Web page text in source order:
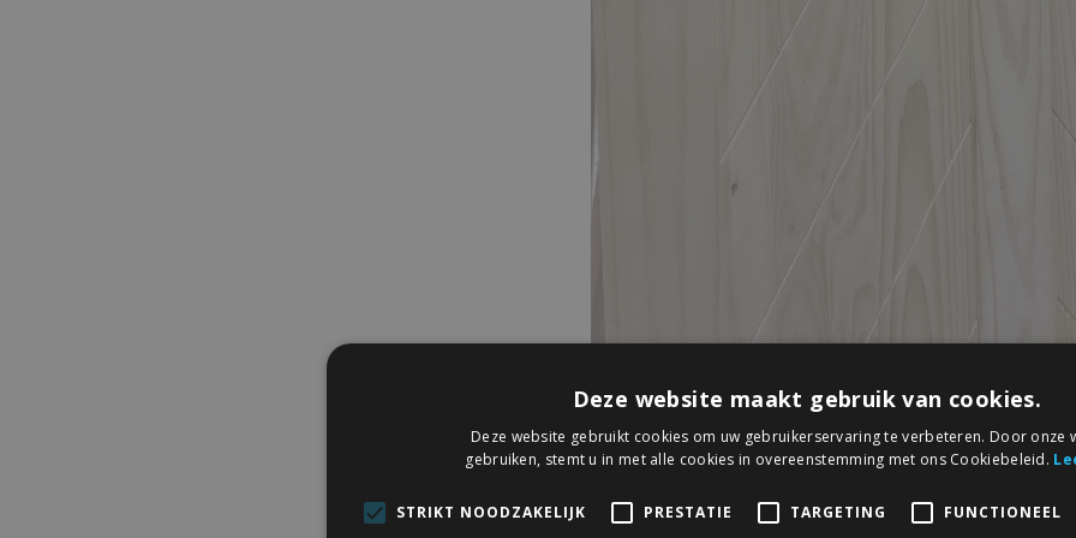
Deze schuifdeur is opgebouwd uitmassiefe stijlen en
Deze website maakt gebruik van cookies.
Deze website gebruikt cookies om uw gebruikerservaring te verbeteren. Door onze
gebruiken, stemt u in met alle cookies in overeenstemming met ons Cookiebeleid.
STRIKT NOODZAKELIJK PRESTATIE TARGETING FUNCTIONEEL